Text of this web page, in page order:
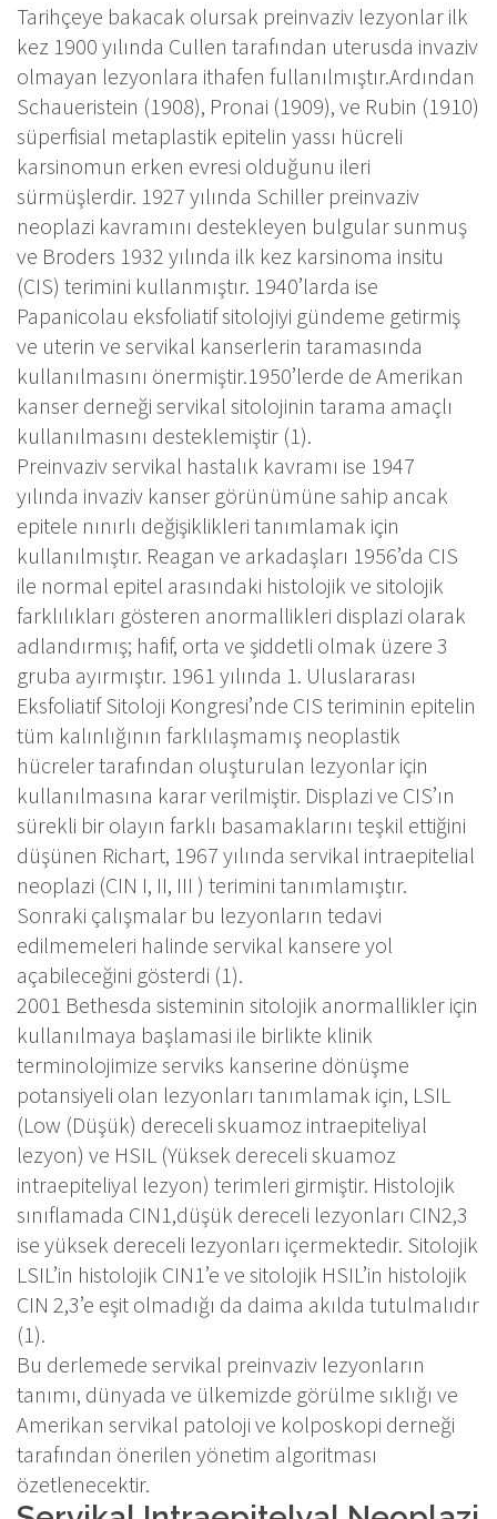
Tarihçeye bakacak olursak preinvaziv lezyonlar ilk
kez 1900 yılında Cullen tarafından uterusda invaziv
olmayan lezyonlara ithafen fullanılmıştır.Ardından
Schaueristein (1908), Pronai (1909), ve Rubin (1910)
süperfisial metaplastik epitelin yassı hücreli
karsinomun erken evresi olduğunu ileri
sürmüşlerdir. 1927 yılında Schiller preinvaziv
neoplazi kavramını destekleyen bulgular sunmuş
ve Broders 1932 yılında ilk kez karsinoma insitu
(CIS) terimini kullanmıştır. 1940’larda ise
Papanicolau eksfoliatif sitolojiyi gündeme getirmiş
ve uterin ve servikal kanserlerin taramasında
kullanılmasını önermiştir.1950’lerde de Amerikan
kanser derneği servikal sitolojinin tarama amaçlı
kullanılmasını desteklemiştir (1).
Preinvaziv servikal hastalık kavramı ise 1947
yılında invaziv kanser görünümüne sahip ancak
epitele nınırlı değişiklikleri tanımlamak için
kullanılmıştır. Reagan ve arkadaşları 1956’da CIS
ile normal epitel arasındaki histolojik ve sitolojik
farklılıkları gösteren anormallikleri displazi olarak
adlandırmış; hafif, orta ve şiddetli olmak üzere 3
gruba ayırmıştır. 1961 yılında 1. Uluslararası
Eksfoliatif Sitoloji Kongresi’nde CIS teriminin epitelin
tüm kalınlığının farklılaşmamış neoplastik
hücreler tarafından oluşturulan lezyonlar için
kullanılmasına karar verilmiştir. Displazi ve CIS’ın
sürekli bir olayın farklı basamaklarını teşkil ettiğini
düşünen Richart, 1967 yılında servikal intraepitelial
neoplazi (CIN I, II, III ) terimini tanımlamıştır.
Sonraki çalışmalar bu lezyonların tedavi
edilmemeleri halinde servikal kansere yol
açabileceğini gösterdi (1).
2001 Bethesda sisteminin sitolojik anormallikler için
kullanılmaya başlamasi ile birlikte klinik
terminolojimize serviks kanserine dönüşme
potansiyeli olan lezyonları tanımlamak için, LSIL
(Low (Düşük) dereceli skuamoz intraepiteliyal
lezyon) ve HSIL (Yüksek dereceli skuamoz
intraepiteliyal lezyon) terimleri girmiştir. Histolojik
sınıflamada CIN1,düşük dereceli lezyonları CIN2,3
ise yüksek dereceli lezyonları içermektedir. Sitolojik
LSIL’in histolojik CIN1’e ve sitolojik HSIL’in histolojik
CIN 2,3’e eşit olmadığı da daima akılda tutulmalıdır
(1).
Bu derlemede servikal preinvaziv lezyonların
tanımı, dünyada ve ülkemizde görülme sıklığı ve
Amerikan servikal patoloji ve kolposkopi derneği
tarafından önerilen yönetim algoritması
özetlenecektir.